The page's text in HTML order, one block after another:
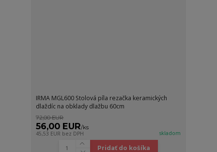
IRMA MGL600 Stolová píla rezačka keramických
dlaždíc na obklady dlažbu 60cm
72,00 EUR
56,00 EUR/ks
45,53 EUR bez DPH skladom
Pridať do košíka